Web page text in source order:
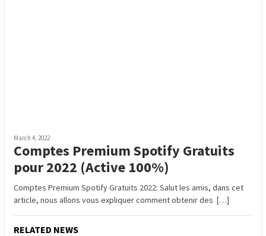
March 4, 2022
Comptes Premium Spotify Gratuits
pour 2022 (Active 100%)
Comptes Premium Spotify Gratuits 2022: Salut les amis, dans cet
article, nous allons vous expliquer comment obtenir des […]
RELATED NEWS